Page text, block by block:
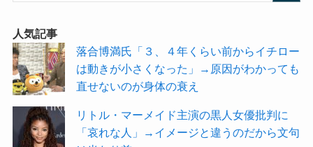
人気記事
落合博満氏「３、４年くらい前からイチロー
は動きが小さくなった」→原因がわかっても
直せないのが身体の衰え
リトル・マーメイド主演の黒人女優批判に
「哀れな人」→イメージと違うのだから文句